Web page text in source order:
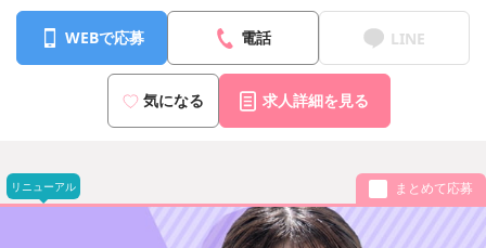
WEBで応募 電話 LINE
気になる 求人詳細を見る
リニューアル まとめて応募